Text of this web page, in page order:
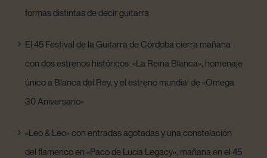
formas distintas de decir guitarra
El 45 Festival de la Guitarra de Córdoba cierra mañana
con dos estrenos históricos: «La Reina Blanca», homenaje
único a Blanca del Rey, y el estreno mundial de «Omega.
30 Aniversario»
«Leo & Leo» con entradas agotadas y una constelación
del flamenco en «Paco de Lucía Legacy», mañana en el 45